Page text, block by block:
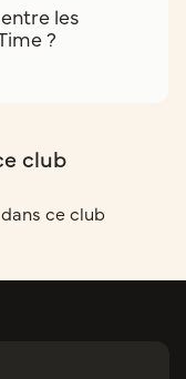
les
?
club
ce club